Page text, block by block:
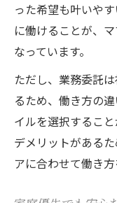
キャリア
美容師と
厚木市で始め
厚木市マ
新しい美
ママ美容
業務委託
った希望も叶いや
に働けることが、
なっています。
ただし、業務委託
るため、働き方の
イルを選択するこ
デメリットがある
アに合わせて働き方